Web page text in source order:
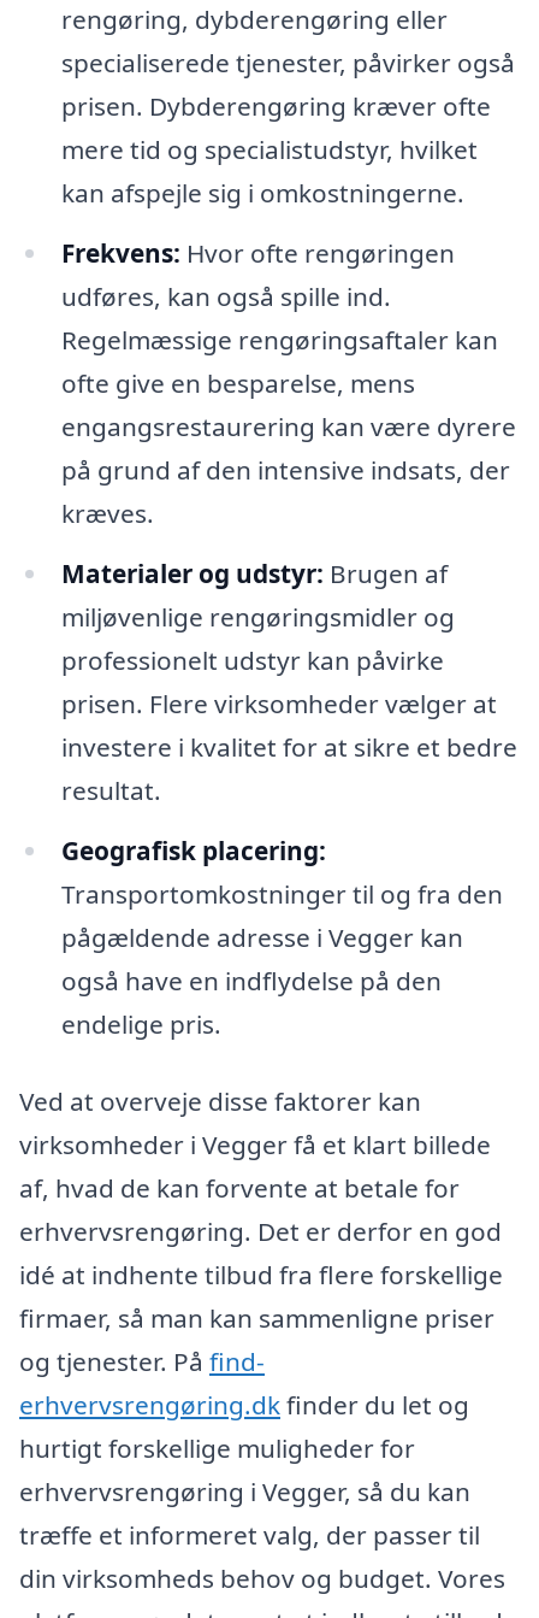
rengøring, dybderengøring eller
specialiserede tjenester, påvirker også
prisen. Dybderengøring kræver ofte
mere tid og specialistudstyr, hvilket
kan afspejle sig i omkostningerne.
Frekvens: Hvor ofte rengøringen
udføres, kan også spille ind.
Regelmæssige rengøringsaftaler kan
ofte give en besparelse, mens
engangsrestaurering kan være dyrere
på grund af den intensive indsats, der
kræves.
Materialer og udstyr: Brugen af
miljøvenlige rengøringsmidler og
professionelt udstyr kan påvirke
prisen. Flere virksomheder vælger at
investere i kvalitet for at sikre et bedre
resultat.
Geografisk placering:
Transportomkostninger til og fra den
pågældende adresse i Vegger kan
også have en indflydelse på den
endelige pris.
Ved at overveje disse faktorer kan
virksomheder i Vegger få et klart billede
af, hvad de kan forvente at betale for
erhvervsrengøring. Det er derfor en god
idé at indhente tilbud fra flere forskellige
firmaer, så man kan sammenligne priser
og tjenester. På find-
erhvervsrengøring.dkfinder du let og
hurtigt forskellige muligheder for
erhvervsrengøring i Vegger, så du kan
træffe et informeret valg, der passer til
din virksomheds behov og budget. Vores